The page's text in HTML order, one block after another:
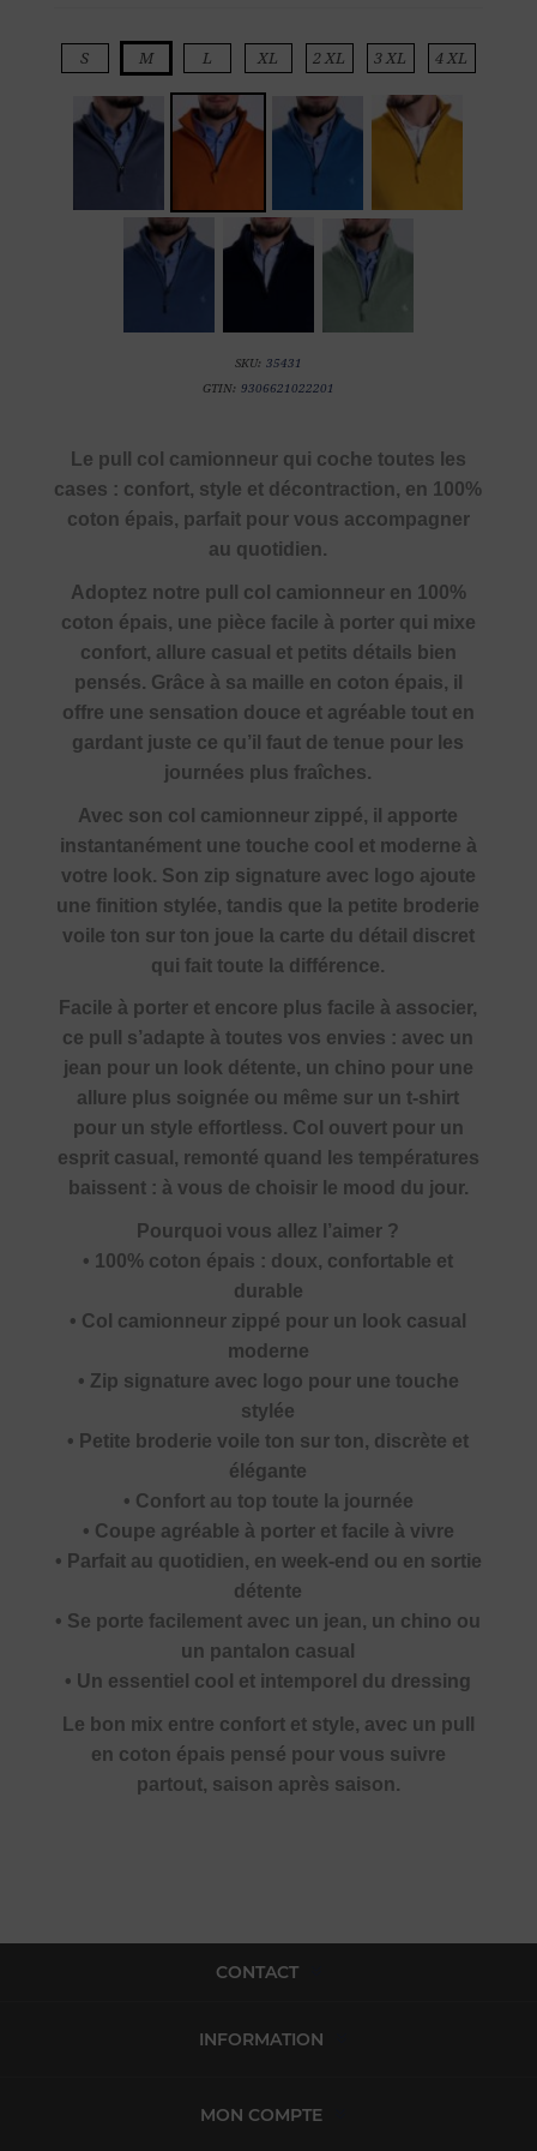
S M L XL 2 XL 3 XL 4 XL
SKU: 35431
GTIN: 9306621022201
Le pull col camionneur qui coche toutes les
cases : confort, style et décontraction, en 100%
coton épais, parfait pour vous accompagner
au quotidien.
Adoptez notre pull col camionneur en 100%
coton épais, une pièce facile à porter qui mixe
confort, allure casual et petits détails bien
pensés. Grâce à sa maille en coton épais, il
offre une sensation douce et agréable tout en
gardant juste ce qu’il faut de tenue pour les
journées plus fraîches.
Avec son col camionneur zippé, il apporte
instantanément une touche cool et moderne à
votre look. Son zip signature avec logo ajoute
une finition stylée, tandis que la petite broderie
voile ton sur ton joue la carte du détail discret
qui fait toute la différence.
Facile à porter et encore plus facile à associer,
ce pull s’adapte à toutes vos envies : avec un
jean pour un look détente, un chino pour une
allure plus soignée ou même sur un t-shirt
pour un style effortless. Col ouvert pour un
esprit casual, remonté quand les températures
baissent : à vous de choisir le mood du jour.
Pourquoi vous allez l’aimer ?
• 100% coton épais : doux, confortable et
durable
• Col camionneur zippé pour un look casual
moderne
• Zip signature avec logo pour une touche
stylée
• Petite broderie voile ton sur ton, discrète et
élégante
• Confort au top toute la journée
• Coupe agréable à porter et facile à vivre
• Parfait au quotidien, en week-end ou en sortie
détente
• Se porte facilement avec un jean, un chino ou
un pantalon casual
• Un essentiel cool et intemporel du dressing
Le bon mix entre confort et style, avec un pull
en coton épais pensé pour vous suivre
partout, saison après saison.
CONTACT
INFORMATION
MON COMPTE